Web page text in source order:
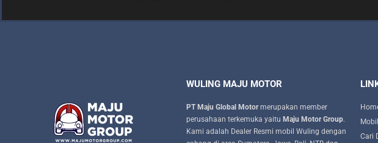
WULING MAJU MOTOR
PT Maju Global Motormerupakan member
perusahaan terkemuka yaitu Maju Motor Group.
Kami adalah Dealer Resmi mobil Wuling dengan
Cari